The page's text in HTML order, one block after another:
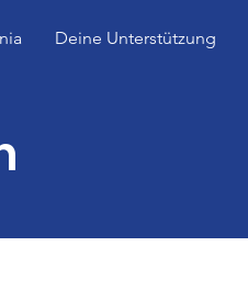
Deine Unterstützung